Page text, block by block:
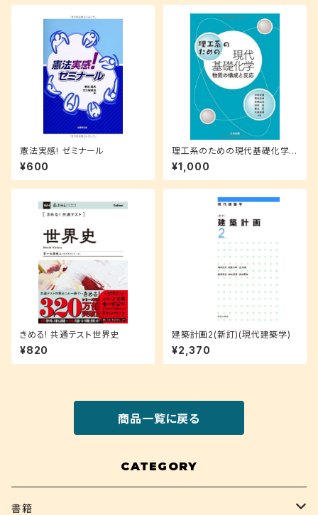
憲法実感! ゼミナール
¥600
理工系のための現代基礎化学
―物質の構成と反応
¥1,000
きめる! 共通テスト世界史
¥820
建築計画2(新訂)(現代建築学)
¥2,370
商品一覧に戻る
CATEGORY
書籍